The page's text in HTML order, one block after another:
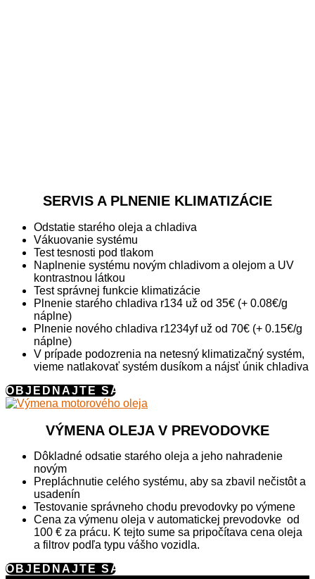
SERVIS A PLNENIE KLIMATIZÁCIE
Odstatie starého oleja a chladiva
Vákuovanie systému
Test tesnosti pod tlakom
Naplnenie systému novým chladivom a olejom a UV
kontrastnou látkou
Test správnej funkcie klimatizácie
Plnenie starého chladiva r134 už od 35€ (+ 0.08€/g
náplne)
Plnenie nového chladiva r1234yf už od 70€ (+ 0.15€/g
náplne)
V prípade podozrenia na netesný klimatizačný systém,
vieme natlakovať systém dusíkom a nájsť únik chladiva
OBJEDNAJTE SA
VÝMENA OLEJA V PREVODOVKE
Dôkladné odsatie starého oleja a jeho nahradenie
novým
Prepláchnutie celého systému, aby sa zbavil nečistôt a
usadenín
Testovanie správneho chodu prevodovky po výmene
Cena za výmenu oleja v automatickej prevodovke od
100 € za prácu. K tejto sume sa pripočítava cena oleja
a filtrov podľa typu vášho vozidla.
OBJEDNAJTE SA